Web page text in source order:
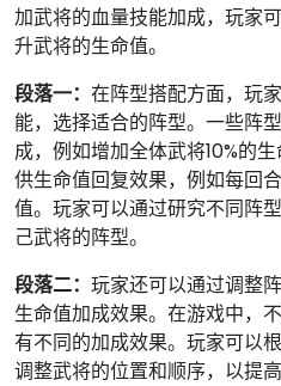
加武将的血量技能加成，玩家
升武将的生命值。
段落一： 在阵型搭配方面，玩
能，选择适合的阵型。一些阵
成，例如增加全体武将10%的
供生命值回复效果，例如每回
值。玩家可以通过研究不同阵
己武将的阵型。
段落二： 玩家还可以通过调整
生命值加成效果。在游戏中，
有不同的加成效果。玩家可以
调整武将的位置和顺序，以提